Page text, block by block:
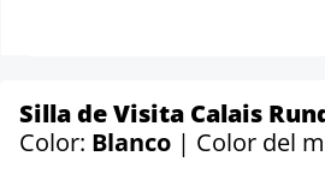
Silla de Visita Calais
Color: Blanco | Color del